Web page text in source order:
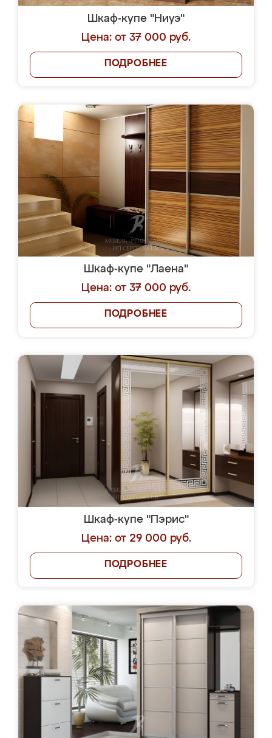
Шкаф-купе "Ниуэ"
Цена: от 37 000 руб.
ПОДРОБНЕЕ
Шкаф-купе "Лаена"
Цена: от 37 000 руб.
ПОДРОБНЕЕ
Шкаф-купе "Пэрис"
Цена: от 29 000 руб.
ПОДРОБНЕЕ